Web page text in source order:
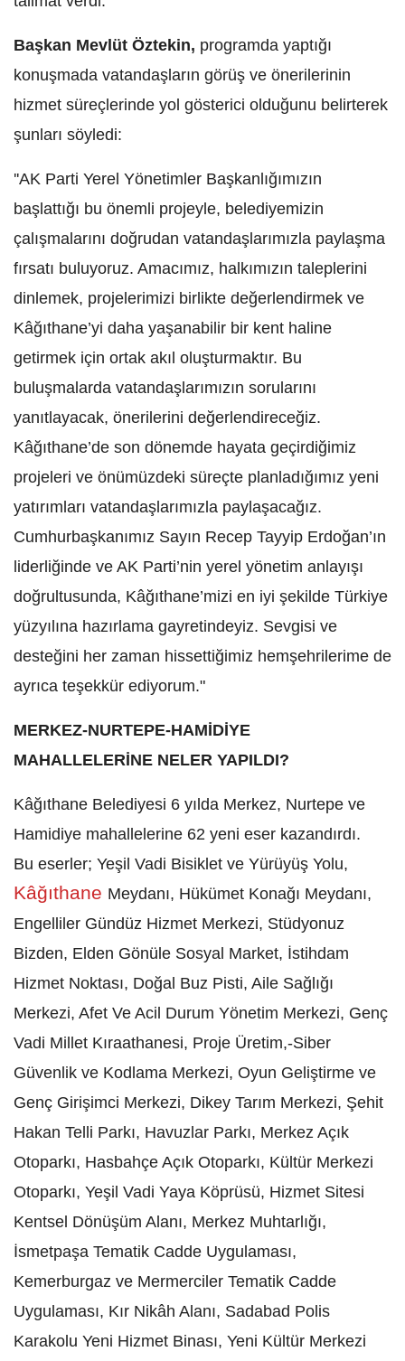
Başkan Mevlüt Öztekin, programda yaptığı
konuşmada vatandaşların görüş ve önerilerinin
hizmet süreçlerinde yol gösterici olduğunu belirterek
şunları söyledi:
''AK Parti Yerel Yönetimler Başkanlığımızın
başlattığı bu önemli projeyle, belediyemizin
çalışmalarını doğrudan vatandaşlarımızla paylaşma
fırsatı buluyoruz. Amacımız, halkımızın taleplerini
dinlemek, projelerimizi birlikte değerlendirmek ve
Kâğıthane’yi daha yaşanabilir bir kent haline
getirmek için ortak akıl oluşturmaktır. Bu
buluşmalarda vatandaşlarımızın sorularını
yanıtlayacak, önerilerini değerlendireceğiz.
Kâğıthane’de son dönemde hayata geçirdiğimiz
projeleri ve önümüzdeki süreçte planladığımız yeni
yatırımları vatandaşlarımızla paylaşacağız.
Cumhurbaşkanımız Sayın Recep Tayyip Erdoğan’ın
liderliğinde ve AK Parti’nin yerel yönetim anlayışı
doğrultusunda, Kâğıthane’mizi en iyi şekilde Türkiye
yüzyılına hazırlama gayretindeyiz. Sevgisi ve
desteğini her zaman hissettiğimiz hemşehrilerime de
ayrıca teşekkür ediyorum."
MERKEZ-NURTEPE-HAMİDİYE
MAHALLELERİNE NELER YAPILDI?
Kâğıthane Belediyesi 6 yılda Merkez, Nurtepe ve
Hamidiye mahallelerine 62 yeni eser kazandırdı.
Bu eserler; Yeşil Vadi Bisiklet ve Yürüyüş Yolu,
Kâğıthane Meydanı, Hükümet Konağı Meydanı,
Engelliler Gündüz Hizmet Merkezi, Stüdyonuz
Bizden, Elden Gönüle Sosyal Market, İstihdam
Hizmet Noktası, Doğal Buz Pisti, Aile Sağlığı
Merkezi, Afet Ve Acil Durum Yönetim Merkezi, Genç
Vadi Millet Kıraathanesi, Proje Üretim,-Siber
Güvenlik ve Kodlama Merkezi, Oyun Geliştirme ve
Genç Girişimci Merkezi, Dikey Tarım Merkezi, Şehit
Hakan Telli Parkı, Havuzlar Parkı, Merkez Açık
Otoparkı, Hasbahçe Açık Otoparkı, Kültür Merkezi
Otoparkı, Yeşil Vadi Yaya Köprüsü, Hizmet Sitesi
Kentsel Dönüşüm Alanı, Merkez Muhtarlığı,
İsmetpaşa Tematik Cadde Uygulaması,
Kemerburgaz ve Mermerciler Tematik Cadde
Uygulaması, Kır Nikâh Alanı, Sadabad Polis
Karakolu Yeni Hizmet Binası, Yeni Kültür Merkezi